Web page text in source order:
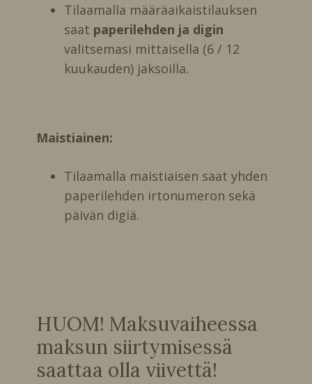
Tilaamalla määräaikaistilauksen
saat paperilehden ja digin
valitsemasi mittaisella (6 / 12
kuukauden) jaksoilla.
Maistiainen:
Tilaamalla maistiaisen saat yhden
paperilehden irtonumeron sekä
päivän digiä.
HUOM! Maksuvaiheessa
maksun siirtymisessä
saattaa olla viivettä!